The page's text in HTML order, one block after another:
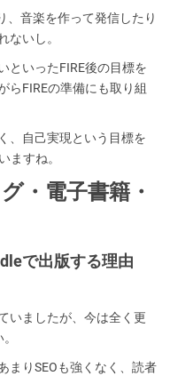
、音楽を作って発信したり
ないし。
といったFIRE後の目標を
らFIREの準備にも取り組
、自己実現という目標を
ますね。
・電子書籍・
で出版する理由
いましたが、今は全く更
まりSEOも強くなく、読者